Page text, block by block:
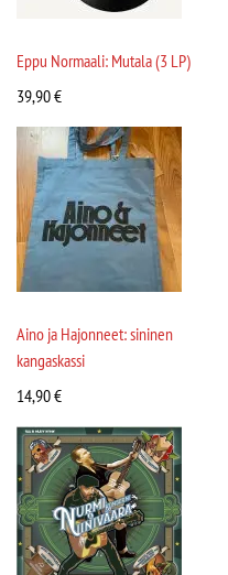
Eppu Normaali: Mutala (3 LP)
39,90€
Aino ja Hajonneet: sininen
kangaskassi
14,90€